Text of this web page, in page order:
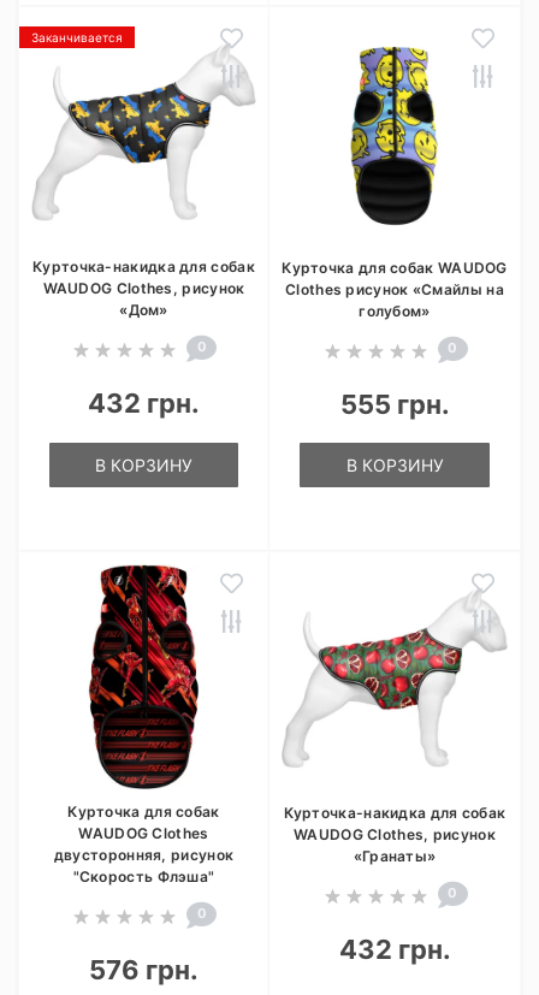
Заканчивается
Курточка-накидка для собак
WAUDOG Clothes, рисунок
«Дом»
0
432 грн.
В КОРЗИНУ
Курточка для собак WAUDOG
Clothes рисунок «Смайлы на
голубом»
0
555 грн.
В КОРЗИНУ
Курточка для собак
WAUDOG Clothes
двусторонняя, рисунок
"Скорость Флэша"
0
576 грн.
Курточка-накидка для собак
WAUDOG Clothes, рисунок
«Гранаты»
0
432 грн.